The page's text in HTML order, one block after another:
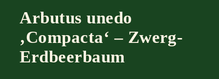
Arbutus unedo
‚Compacta‘ – Zwerg-
Erdbeerbaum